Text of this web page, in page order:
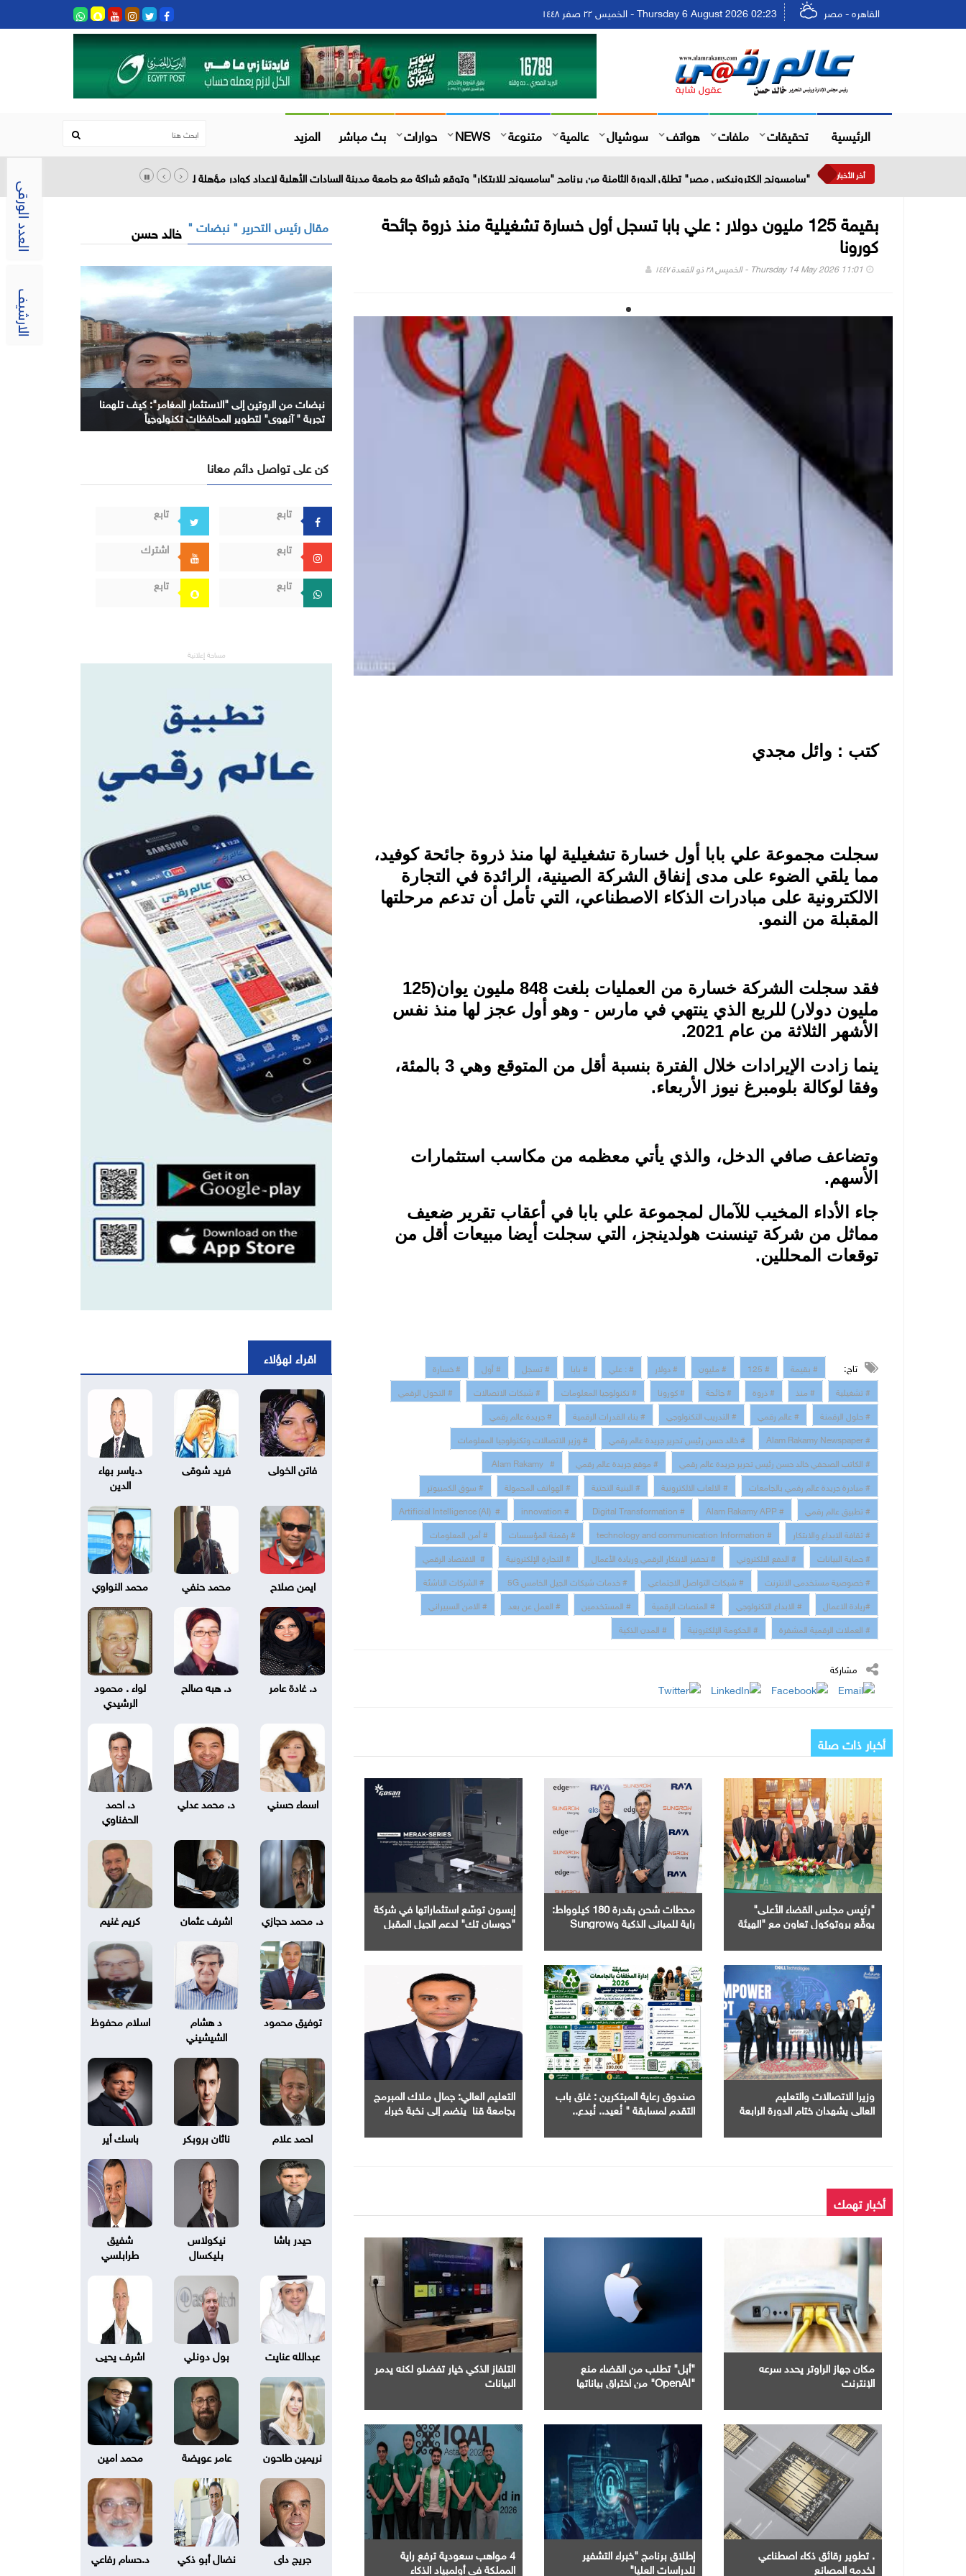
العدد الورقى
الارشيف
القاهره - مصر Thursday 6 August 2026 02:23 - الخميس ٢٢ صفر ١٤٤٨
الرئيسية تحقيقات ملفات هواتف سوشيال عالمية متنوعة NEWS حوارات بث مباشر المزيد
أخر الأخبار "سامسونج إلكترونيكس مصر" تطلق الدورة الثامنة من برنامج "سامسونج للابتكار" وتوقع شراكة مع جامعة مدينة السادات الأهلية لإعداد كوادر مؤهلة لسوق العمل
بقيمة 125 مليون دولار : علي بابا تسجل أول خسارة تشغيلية منذ ذروة جائحة
كورونا
Thursday 14 May 2026 11:01 - الخميس ٢٨ ذو القعدة ١٤٤٧
كتب : وائل مجدي
سجلت مجموعة علي بابا أول خسارة تشغيلية لها منذ ذروة جائحة كوفيد،
مما يلقي الضوء على مدى إنفاق الشركة الصينية، الرائدة في التجارة
الالكترونية على مبادرات الذكاء الاصطناعي، التي تأمل أن تدعم مرحلتها
المقبلة من النمو.
فقد سجلت الشركة خسارة من العمليات بلغت 848 مليون يوان(125
مليون دولار) للربع الذي ينتهي في مارس - وهو أول عجز لها منذ نفس
الأشهر الثلاثة من عام 2021.
ينما زادت الإيرادات خلال الفترة بنسبة أقل من المتوقع وهي 3 بالمئة،
وفقا لوكالة بلومبرغ نيوز الأربعاء.
وتضاعف صافي الدخل، والذي يأتي معظمه من مكاسب استثمارات
الأسهم.
جاء الأداء المخيب للآمال لمجموعة علي بابا في أعقاب تقرير ضعيف
مماثل من شركة تينسنت هولدينجز، التي سجلت أيضا مبيعات أقل من
توقعات المحللين.
تاج: # بقيمة # 125 # مليون # دولار # : علي # بابا # تسجل # أول
# خسارة
# تشغيلية
# منذ # ذروة # جائحة # كورونا # تكنولوجيا المعلومات # شبكات الاتصالات
# التحول الرقمي
# حلول الرقمنة
# عالم رقمي # التدريب التكنولوجي # بناء القدرات الرقمية
# جريدة عالم رقمي
# Alam Rakamy Newspaper
# خالد حسن رئيس تحرير جريدة عالم رقمي
# وزير الاتصالات وتكنولوجيا المعلومات
# الكاتب الصحفي خالد حسن رئيس تحرير جريدة عالم رقمي
# موقع جريدة عالم رقمي
# Alam Rakamy
# مبادرة جريدة عالم رقمي بالجامعات
# الالعاب الالكترونية # البنية التحتية # الهواتف المحمولة
# سوق الكمبيوتر
# تطبيق عالم رقمي
# Alam Rakamy APP
# Digital Transformation
# innovation
# Artificial Intelligence (AI)
# ثقافة الابداع والابتكار
# technology and communication Information # رقمنة المؤسسات
# أمن المعلومات
# حماية البيانات
# الدفع الالكتروني # تحفيز الابتكار الرقمي وريادة الأعمال # التجارة الإلكترونية
# الاقتصاد الرقمي
# خصوصية مستخدمى الانترنت
# شبكات التواصل الاجتماعي # خدمات شبكات الجيل الخامس 5G
# الشركات الناشئة
#ريادة الاعمال
# الابداع التكنولوجي # المنصات الرقمية # المستخدمين # العمل عن بعد
# الامن السبيراني
# العملات الرقمية المشفرة
# الحكومة الإلكترونية # المدن الذكية
مشاركة
أخبار ذات صلة
"رئيس مجلس القضاء الأعلى"
يوقّع بروتوكول تعاون مع "الهيئة
الإعلان الإلكتروني المسجل
محطات شحن بقدرة 180 كيلوواط:
راية للمباني الذكية وSungrow
لشحن المركبات الكهربائية في مصر
إبسون توسّع استثماراتها في شركة
"جوسان تك" لدعم الجيل المقبل
وزيرا الاتصالات والتعليم
العالي يشهدان ختام الدورة الرابعة
في مجال الذكاء الاصطناعي
صندوق رعاية المبتكرين : غلق باب
التقدم لمسابقة " نُعيد.. نُبدع..
التعليم العالي: جمال ملاك المبرمج
بجامعة قنا ينضم إلى نخبة خبراء
أخبار تهمك
مكان جهاز الراوتر يحدد سرعه
الإنترنت
"أبل" تطلب من القضاء منع
"OpenAI" من اختراق بياناتها
التلفاز الذكي خيار تفضلو لكنه يدمر
البيانات
. تطوير رقائق ذكاء اصطناعي
لخدمه المصانع
إطلاق برنامج "خبراء التشفير
للدراسات العليا"
4 مواهب سعودية ترفع راية
المملكة في أولمبياد الذكاء
مقال رئيس التحرير " نبضات " خالد حسن
نبضات من الروتين إلى "الاستثمار المغامر": كيف تلهمنا
تجربة " آنهوي" لتطوير المحافظات تكنولوجياً
كن على تواصل دائم معانا
تابع
تابع
تابع
اشترك
تابع
تابع
مساحة إعلانية
اقراء لهؤلاء
فاتن الخولى فريد شوقى
د.ياسر بهاء
الدين
ايمن صلاح محمد حنفي محمد النواوي
د. غادة عامر د. هبه صالح
لواء . محمود
الرشيدي
اسماء حسني د. محمد عدلي
د. احمد
الحفناوي
د. محمد حجازي اشرف عثمان كريم غنيم
توفيق محمود
د هشام
الشيشيني
اسلام محفوظ
احمد علام ناثان بروبكر باسك أير
حيدر باشا
نيكولاس
بليكسال
شفيق
طرابلسي
عبدالله عنايت بول دونلي اشرف يحيى
نريمين طاحون عامر عويضة محمد امين
جريج داى نضال أبو ذكي د.حسام رفاعي